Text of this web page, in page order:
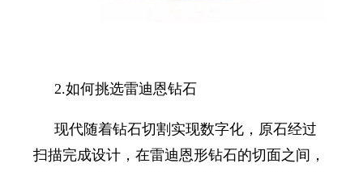
2.如何挑选雷迪恩钻石
现代随着钻石切割实现数字化，原石经过
扫描完成设计， 在雷迪恩形钻石的切面之间 ，